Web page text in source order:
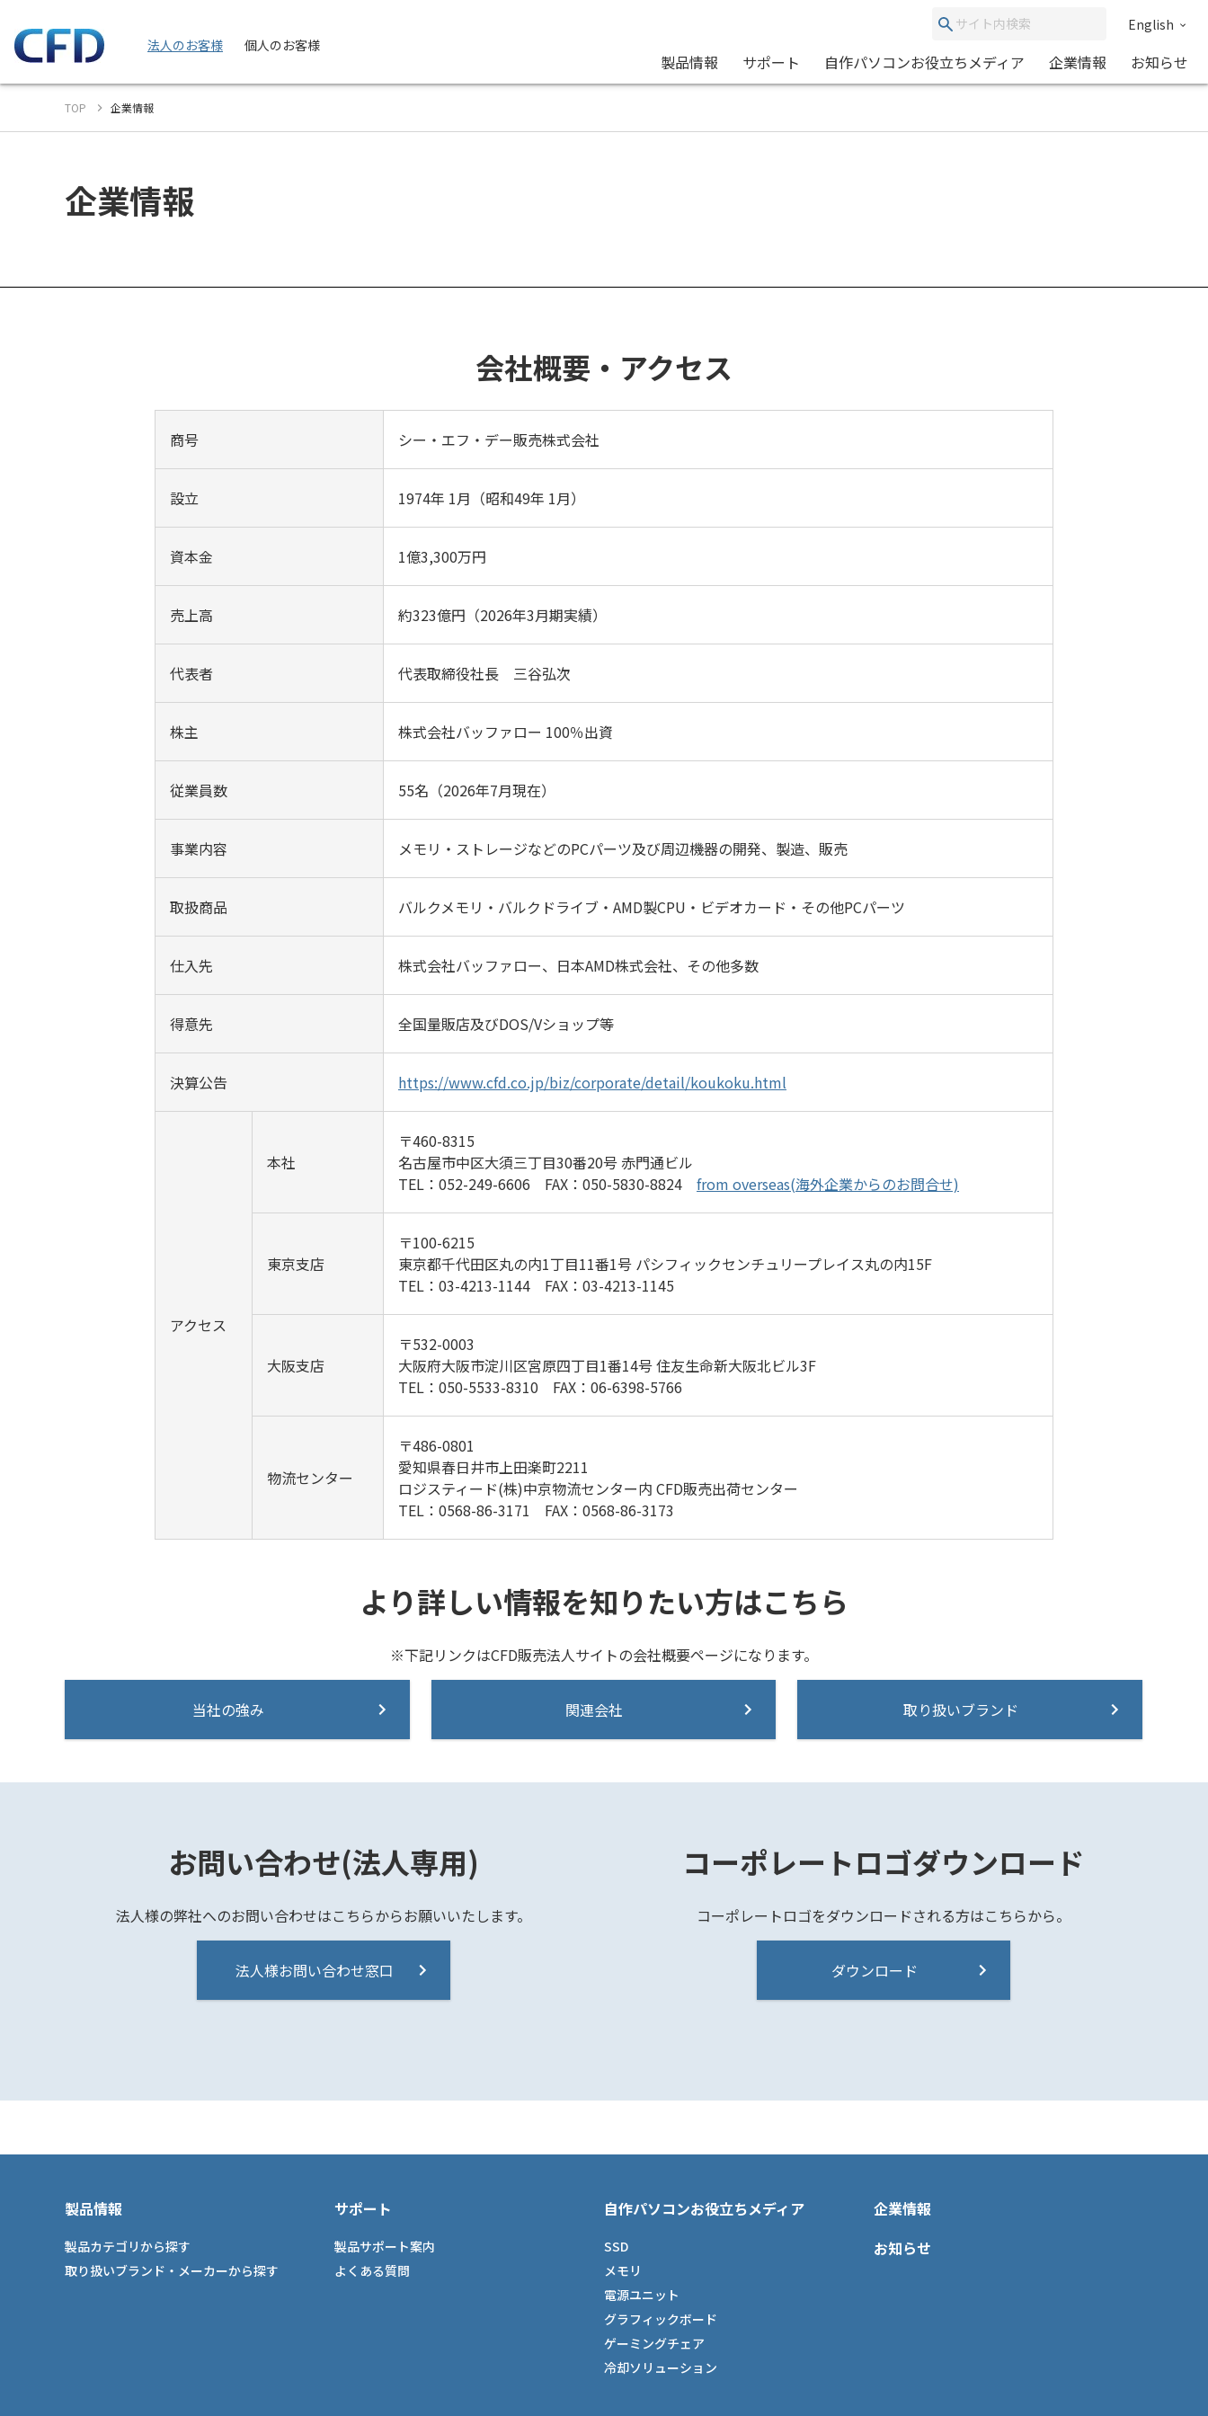
法人のお客様 個人のお客様
English
製品情報 サポート 自作パソコンお役立ちメディア 企業情報 お知らせ
TOP 企業情報
企業情報
会社概要・アクセス
商号 シー・エフ・デー販売株式会社
設立 1974年 1月（昭和49年 1月）
資本金 1億3,300万円
売上高 約323億円（2026年3月期実績）
代表者 代表取締役社長 三谷弘次
株主 株式会社バッファロー 100％出資
従業員数 55名（2026年7月現在）
事業内容 メモリ・ストレージなどのPCパーツ及び周辺機器の開発、製造、販売
取扱商品 バルクメモリ・バルクドライブ・AMD製CPU・ビデオカード・その他PCパーツ
仕入先 株式会社バッファロー、日本AMD株式会社、その他多数
得意先 全国量販店及びDOS/Vショップ等
決算公告 https://www.cfd.co.jp/biz/corporate/detail/koukoku.html
アクセス
本社
〒460-8315
名古屋市中区大須三丁目30番20号 赤門通ビル
TEL：052-249-6606 FAX：050-5830-8824 from overseas(海外企業からのお問合せ)
東京支店
〒100-6215
東京都千代田区丸の内1丁目11番1号 パシフィックセンチュリープレイス丸の内15F
TEL：03-4213-1144 FAX：03-4213-1145
大阪支店
〒532-0003
大阪府大阪市淀川区宮原四丁目1番14号 住友生命新大阪北ビル3F
TEL：050-5533-8310 FAX：06-6398-5766
物流センター
〒486-0801
愛知県春日井市上田楽町2211
ロジスティード(株)中京物流センター内 CFD販売出荷センター
TEL：0568-86-3171 FAX：0568-86-3173
より詳しい情報を知りたい方はこちら
※下記リンクはCFD販売法人サイトの会社概要ページになります。
当社の強み 関連会社 取り扱いブランド
お問い合わせ(法人専用)
法人様の弊社へのお問い合わせはこちらからお願いいたします。
法人様お問い合わせ窓口
コーポレートロゴダウンロード
コーポレートロゴをダウンロードされる方はこちらから。
ダウンロード
製品情報
製品カテゴリから探す
取り扱いブランド・メーカーから探す
サポート
製品サポート案内
よくある質問
自作パソコンお役立ちメディア
SSD
メモリ
電源ユニット
グラフィックボード
ゲーミングチェア
冷却ソリューション
企業情報
お知らせ